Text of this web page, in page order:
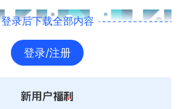
登录后下载全部内容
登录/注册